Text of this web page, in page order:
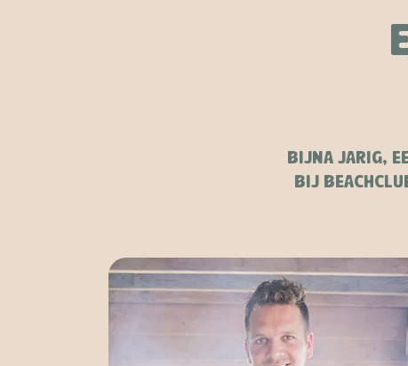
BIJNA JARIG,
BIJ